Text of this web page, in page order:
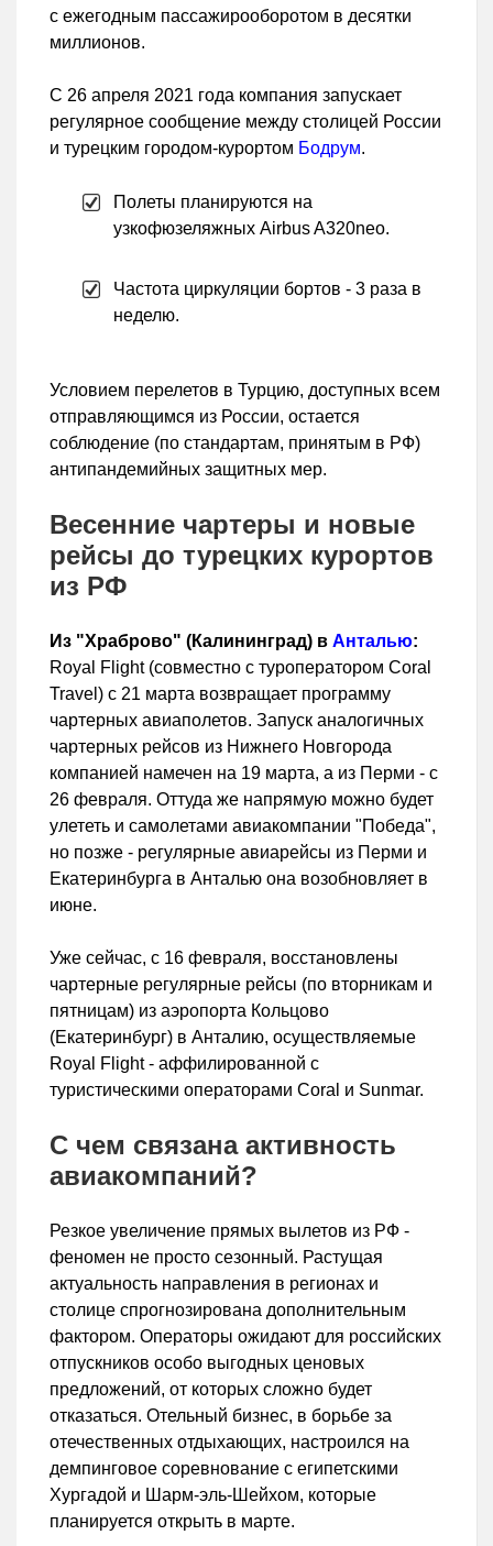
с ежегодным пассажирооборотом в десятки
миллионов.
С 26 апреля 2021 года компания запускает
регулярное сообщение между столицей России
и турецким городом-курортом Бодрум.
Полеты планируются на
узкофюзеляжных Airbus A320neo.
Частота циркуляции бортов - 3 раза в
неделю.
Условием перелетов в Турцию, доступных всем
отправляющимся из России, остается
соблюдение (по стандартам, принятым в РФ)
антипандемийных защитных мер.
Весенние чартеры и новые
рейсы до турецких курортов
из РФ
Из "Храброво" (Калининград) в Анталью:
Royal Flight (совместно с туроператором Coral
Travel) с 21 марта возвращает программу
чартерных авиаполетов. Запуск аналогичных
чартерных рейсов из Нижнего Новгорода
компанией намечен на 19 марта, а из Перми - с
26 февраля. Оттуда же напрямую можно будет
улететь и самолетами авиакомпании "Победа",
но позже - регулярные авиарейсы из Перми и
Екатеринбурга в Анталью она возобновляет в
июне.
Уже сейчас, с 16 февраля, восстановлены
чартерные регулярные рейсы (по вторникам и
пятницам) из аэропорта Кольцово
(Екатеринбург) в Анталию, осуществляемые
Royal Flight - аффилированной с
туристическими операторами Coral и Sunmar.
С чем связана активность
авиакомпаний?
Резкое увеличение прямых вылетов из РФ -
феномен не просто сезонный. Растущая
актуальность направления в регионах и
столице спрогнозирована дополнительным
фактором. Операторы ожидают для российских
отпускников особо выгодных ценовых
предложений, от которых сложно будет
отказаться. Отельный бизнес, в борьбе за
отечественных отдыхающих, настроился на
демпинговое соревнование с египетскими
Хургадой и Шарм-эль-Шейхом, которые
планируется открыть в марте.